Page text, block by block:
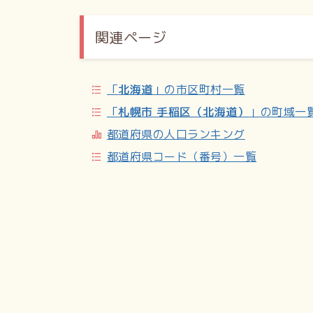
札幌市手稲区役所／手稲のまちの案内板 新発寒
関連ページ
「北海道 」の市区町村一覧
「札幌市 手稲区（北海道）
」の町域一
都道府県の人口ランキング
都道府県コード（番号）一覧